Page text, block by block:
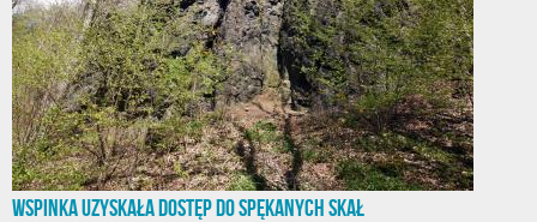
WSPINKA uzyskała dostęp do Spękanych Skał